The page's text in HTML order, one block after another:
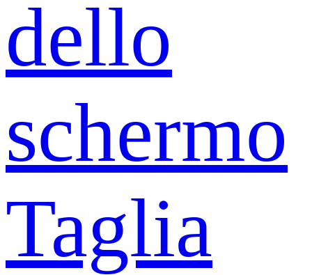
dello
schermo
Taglia